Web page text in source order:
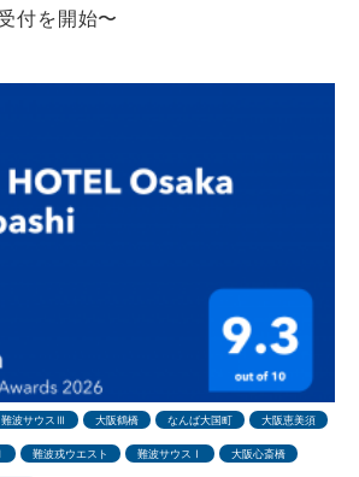
付を開始〜
難波サウスⅢ 大阪鶴橋 なんば大国町 大阪恵美須
難波戎ウエスト 難波サウスⅠ 大阪心斎橋